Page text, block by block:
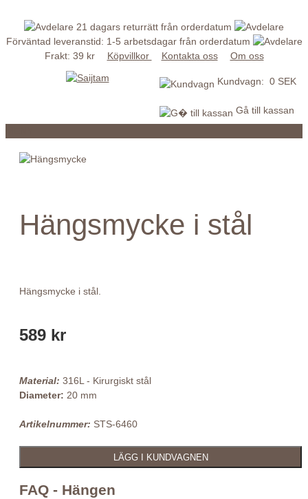
21 dagars returrätt från orderdatum
Förväntad leveranstid: 1-5 arbetsdagar från orderdatum
Frakt: 39 kr
Köpvillkor Kontakta oss Om oss
Kundvagn: 0 SEK
Gå till kassan
Hängsmycke i stål
Hängsmycke i stål.
589 kr
Material: 316L - Kirurgiskt stål
Diameter: 20 mm
Artikelnummer: STS-6460
FAQ - Hängen